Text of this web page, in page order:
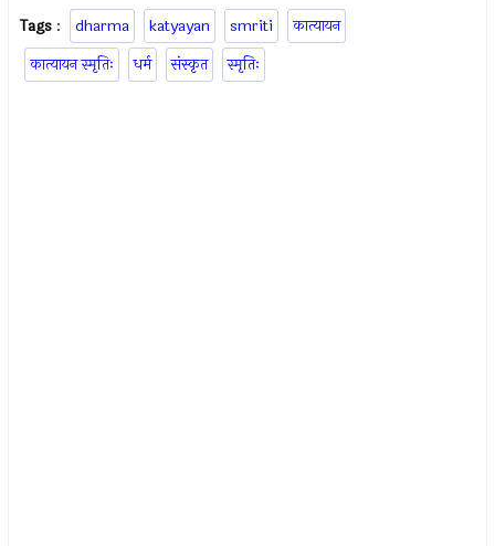
Tags : dharma katyayan smriti
कात्यायन
कात्यायन स्मृतिः
धर्म संस्कृत स्मृतिः